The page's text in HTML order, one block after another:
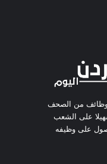
من الصحف
على الشعب
على وظيفه